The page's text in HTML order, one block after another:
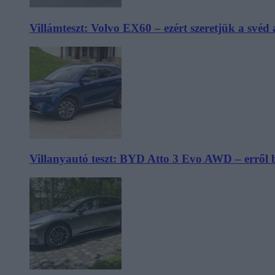
Villámteszt: Volvo EX60 – ezért szeretjük a svéd
Villanyautó teszt: BYD Atto 3 Evo AWD – erről